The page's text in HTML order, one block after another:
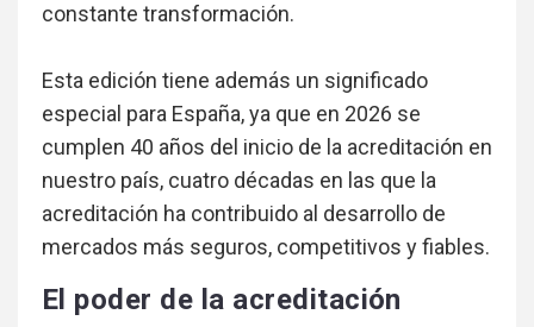
constante transformación.
Esta edición tiene además un significado
especial para España, ya que en 2026 se
cumplen 40 años del inicio de la acreditación en
nuestro país, cuatro décadas en las que la
acreditación ha contribuido al desarrollo de
mercados más seguros, competitivos y fiables.
El poder de la acreditación